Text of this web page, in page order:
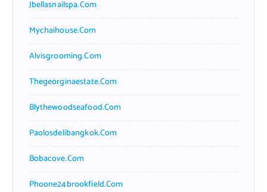
Jbellasnailspa.com
Mychaihouse.com
Alvisgrooming.com
Thegeorginaestate.com
Blythewoodseafood.com
Paolosdelibangkok.com
Bobacove.com
Phoone24brookfield.com